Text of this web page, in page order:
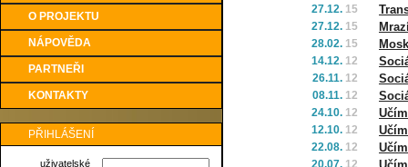
O PROJEKTU
NÁPOVĚDA
PARTNEŘI
KONTAKTY
PŘIHLÁŠENÍ
uživatelské
27.12. 15
27.12. 15
28.02. 15
14.12. 12
26.11. 12
08.11. 12
24.10. 12
12.10. 12
22.08. 12
20.07. 12